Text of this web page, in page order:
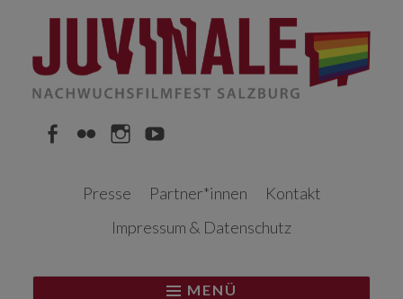
Inhalt
Presse
Partner*innen
Kontakt
Impressum & Datenschutz
MENÜ